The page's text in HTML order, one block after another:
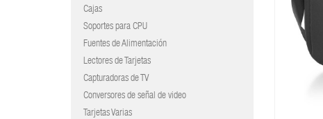
Cajas
Soportes para CPU
Fuentes de Alimentación
Lectores de Tarjetas
Capturadoras de TV
Conversores de señal de video
Tarjetas Varias